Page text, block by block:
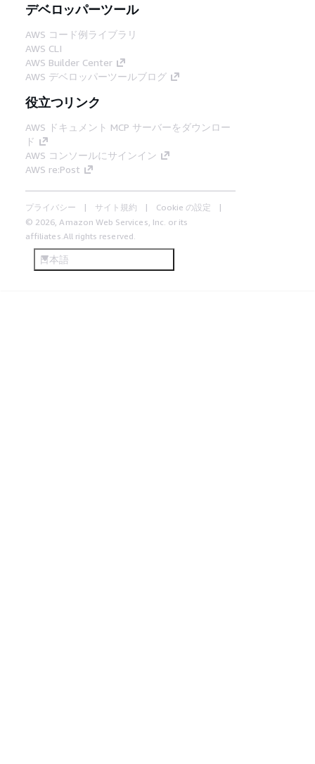
デベロッパーツール
AWS コード例ライブラリ
AWS CLI
AWS Builder Center
AWS デベロッパーツールブログ
役立つリンク
AWS ドキュメント MCP サーバーをダウンロー
ド
AWS コンソールにサインイン
AWS re:Post
プライバシー サイト規約
Cookie の設定
© 2026, Amazon Web Services, Inc. or its
affiliates.All rights reserved.
日本語